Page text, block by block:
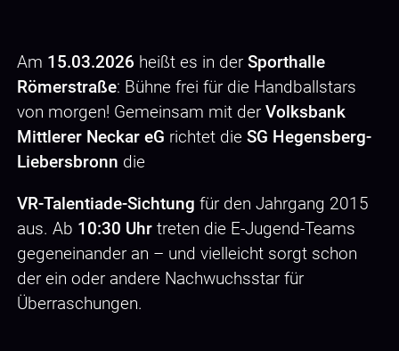
Am 15.03.2026 heißt es in der Sporthalle
Römerstraße: Bühne frei für die Handballstars
von morgen! Gemeinsam mit der Volksbank
Mittlerer Neckar eG richtet die SG Hegensberg-
Liebersbronn die
VR-Talentiade-Sichtung für den Jahrgang 2015
aus. Ab 10:30 Uhr treten die E-Jugend-Teams
gegeneinander an – und vielleicht sorgt schon
der ein oder andere Nachwuchsstar für
Überraschungen.